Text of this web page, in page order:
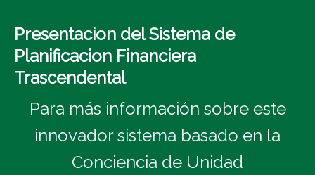
Presentacion del Sistema de
Planificacion Financiera
Trascendental
Para más información sobre este
innovador sistema basado en la
Conciencia de Unidad